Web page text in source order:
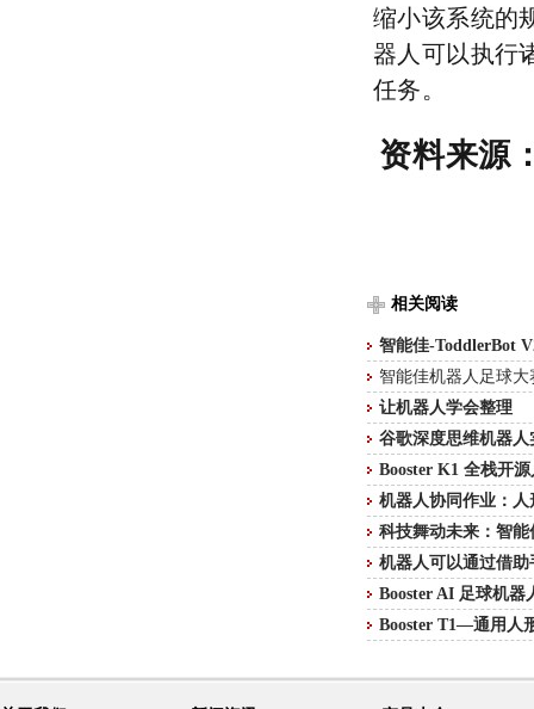
缩小该系统的
器人可以执行
任务。
资料来源
相关阅读
智能佳-ToddlerBot
智能佳机器人足球大
让机器人学会整理
谷歌深度思维机器人
Booster K1 全栈开
机器人协同作业：
科技舞动未来：智能
机器人可以通过借
Booster AI 足球机
Booster T1—通用人